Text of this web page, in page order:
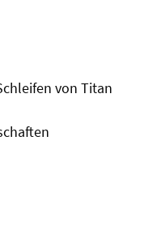
von Titan